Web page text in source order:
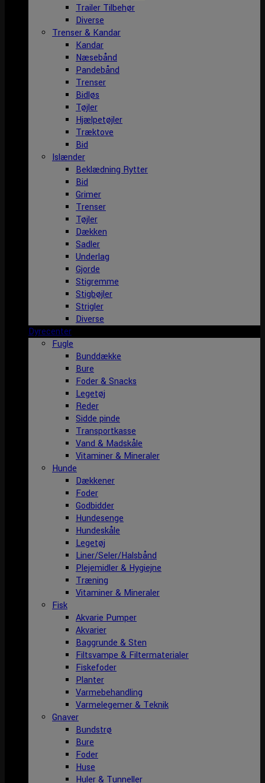
Trailer Tilbehør
Diverse
Trenser & Kandar
Kandar
Næsebånd
Pandebånd
Trenser
Bidløs
Tøjler
Hjælpetøjler
Træktove
Bid
Islænder
Beklædning Rytter
Bid
Grimer
Trenser
Tøjler
Dækken
Sadler
Underlag
Gjorde
Stigremme
Stigbøjler
Strigler
Diverse
Dyrecenter
Fugle
Bunddække
Bure
Foder & Snacks
Legetøj
Reder
Sidde pinde
Transportkasse
Vand & Madskåle
Vitaminer & Mineraler
Hunde
Dækkener
Foder
Godbidder
Hundesenge
Hundeskåle
Legetøj
Liner/Seler/Halsbånd
Plejemidler & Hygiejne
Træning
Vitaminer & Mineraler
Fisk
Akvarie Pumper
Akvarier
Baggrunde & Sten
Filtsvampe & Filtermaterialer
Fiskefoder
Planter
Varmebehandling
Varmelegemer & Teknik
Gnaver
Bundstrø
Bure
Foder
Huse
Huler & Tunneller